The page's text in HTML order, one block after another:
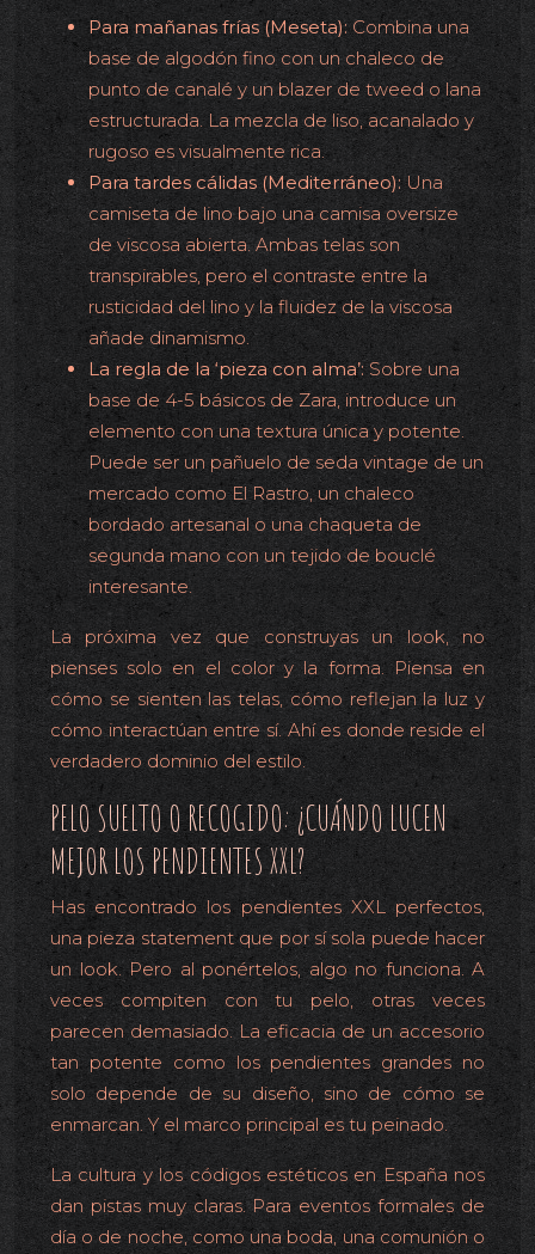
Para mañanas frías (Meseta): Combina una
base de algodón fino con un chaleco de
punto de canalé y un blazer de tweed o lana
estructurada. La mezcla de liso, acanalado y
rugoso es visualmente rica.
Para tardes cálidas (Mediterráneo):Una
camiseta de lino bajo una camisa oversize
de viscosa abierta. Ambas telas son
transpirables, pero el contraste entre la
rusticidad del lino y la fluidez de la viscosa
añade dinamismo.
La regla de la ‘pieza con alma’:Sobre una
base de 4-5 básicos de Zara, introduce un
elemento con una textura única y potente.
Puede ser un pañuelo de seda vintage de un
mercado como El Rastro, un chaleco
bordado artesanal o una chaqueta de
segunda mano con un tejido de bouclé
interesante.
La próxima vez que construyas un look, no
pienses solo en el color y la forma. Piensa en
cómo se sienten las telas, cómo reflejan la luz y
cómo interactúan entre sí. Ahí es donde reside el
verdadero dominio del estilo.
PELO SUELTO O RECOGIDO: ¿CUÁNDO LUCEN
MEJOR LOS PENDIENTES XXL?
Has encontrado los pendientes XXL perfectos,
una pieza statement que por sí sola puede hacer
un look. Pero al ponértelos, algo no funciona. A
veces compiten con tu pelo, otras veces
parecen demasiado. La eficacia de un accesorio
tan potente como los pendientes grandes no
solo depende de su diseño, sino de cómo se
enmarcan. Y el marco principal es tu peinado.
La cultura y los códigos estéticos en España nos
dan pistas muy claras. Para eventos formales de
día o de noche, como una boda, una comunión o